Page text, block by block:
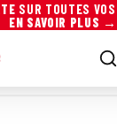
SUR TOUTES
EN SAVOIR PLUS →